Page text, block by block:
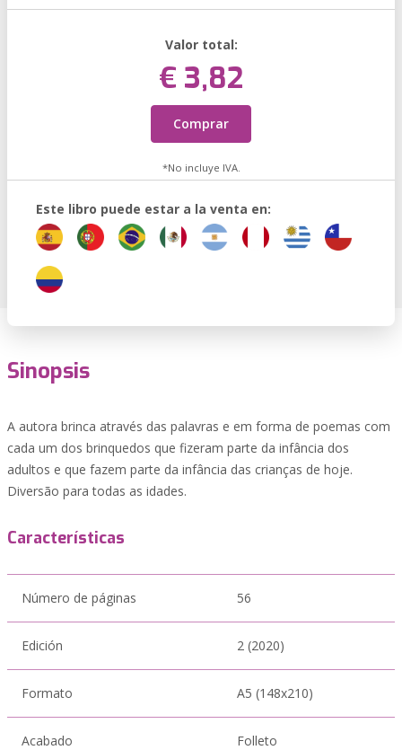
Valor total:
€ 3,82
Comprar
*No incluye IVA.
Este libro puede estar a la venta en:
Sinopsis
A autora brinca através das palavras e em forma de poemas com
cada um dos brinquedos que fizeram parte da infância dos
adultos e que fazem parte da infância das crianças de hoje.
Diversão para todas as idades.
Características
Número de páginas 56
Edición 2 (2020)
Formato A5 (148x210)
Acabado Folleto